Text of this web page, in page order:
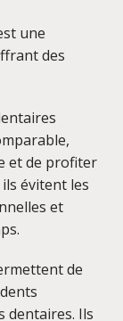
une
des
et de profiter
évitent les
et
de
dentaires. Ils